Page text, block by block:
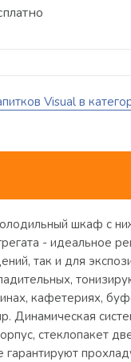
Visual в
шкаф с
- идеальное
так и для
кафетериях,
Динамическая
стеклопакет